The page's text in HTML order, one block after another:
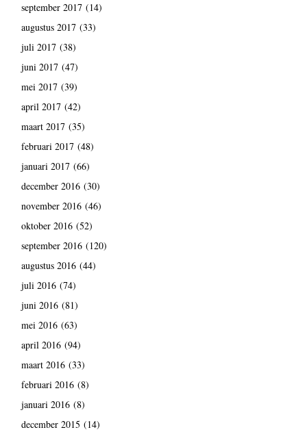
september 2017(14)
augustus 2017(33)
juli 2017(38)
juni 2017(47)
mei 2017(39)
april 2017(42)
maart 2017(35)
februari 2017(48)
januari 2017(66)
december 2016(30)
november 2016(46)
oktober 2016(52)
september 2016(120)
augustus 2016(44)
juli 2016(74)
juni 2016(81)
mei 2016(63)
april 2016(94)
maart 2016(33)
februari 2016(8)
januari 2016(8)
december 2015 (14)